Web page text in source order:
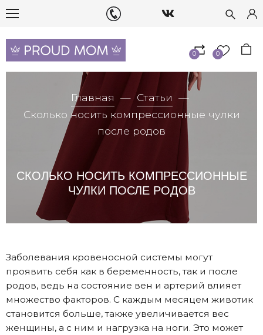
0 0
Главная
Статьи
Сколько носить компрессионные чулки
после родов
СКОЛЬКО НОСИТЬ КОМПРЕССИОННЫЕ
ЧУЛКИ ПОСЛЕ РОДОВ
Заболевания кровеносной системы могут
проявить себя как в беременность, так и после
родов, ведь на состояние вен и артерий влияет
множество факторов. С каждым месяцем животик
становится больше, также увеличивается вес
женщины, а с ним и нагрузка на ноги. Это может